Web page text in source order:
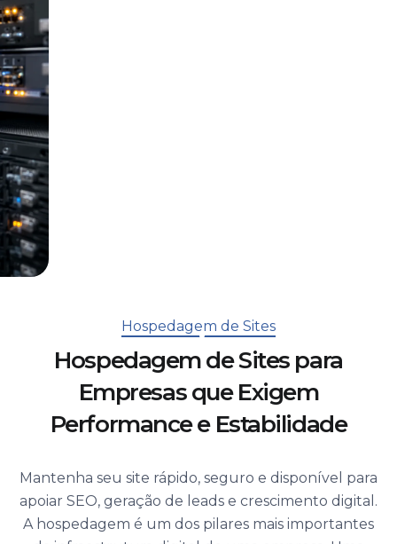
Hospedagem de Sites
Hospedagem de Sites para
Empresas que Exigem
Performance e Estabilidade
Mantenha seu site rápido, seguro e disponível para
apoiar SEO, geração de leads e crescimento digital.
A hospedagem é um dos pilares mais importantes